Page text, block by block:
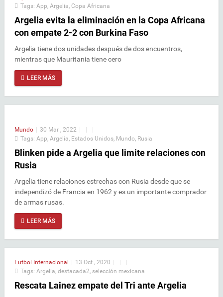
Tags: App Argelia Copa Africana
Argelia evita la eliminación en la Copa Africana
con empate 2-2 con Burkina Faso
Argelia tiene dos unidades después de dos encuentros,
mientras que Mauritania tiene cero
LEER MÁS
Mundo | 30 Mar , 2022 | |
|
Tags: App Argelia Estados Unidos Mundo Rusia
Blinken pide a Argelia que limite relaciones con
Rusia
Argelia tiene relaciones estrechas con Rusia desde que se
independizó de Francia en 1962 y es un importante comprador
de armas rusas.
LEER MÁS
Futbol Internacional | 13 Oct , 2020 | |
|
Tags: Argelia destacada2 selección mexicana
Rescata Lainez empate del Tri ante Argelia